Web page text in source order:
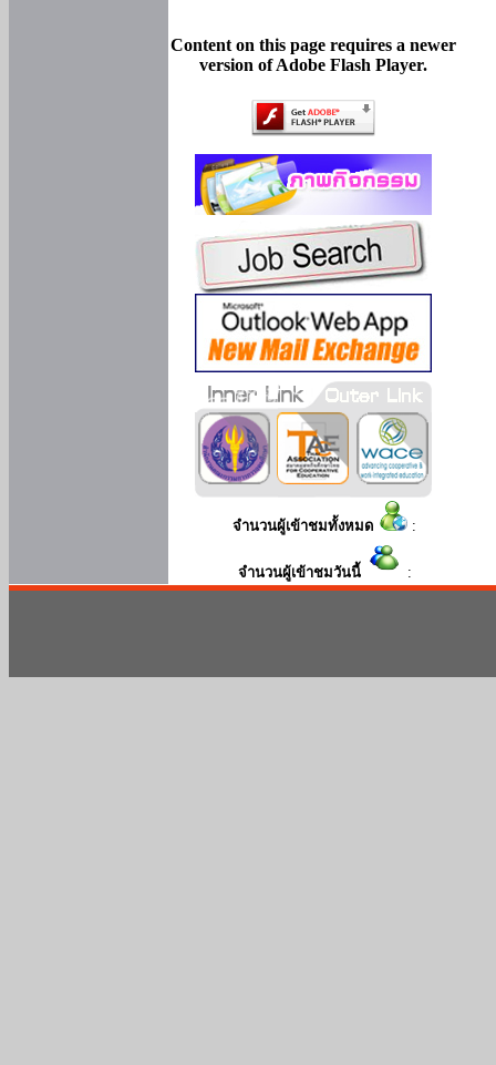
Content on this page requires a newer
version of Adobe Flash Player.
จำนวนผู้เข้าชมทั้งหมด :
จำนวนผู้เข้าชมวันนี้ :